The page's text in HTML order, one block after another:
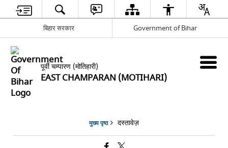
बिहार सरकार Government of Bihar
पूर्वी चम्पारण (मोतिहारी)
EAST CHAMPARAN (MOTIHARI)
मुख्य पृष्ठ दस्तावेज़